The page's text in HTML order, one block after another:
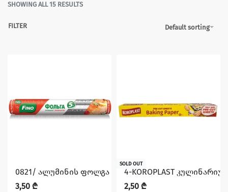
SHOWING ALL 15 RESULTS
Default sorting
FILTER
0821/ ალუმინის ფოლგა 5მ FINO
3,50 ₾
SOLD OUT
4-KOROPLAST
2,50 ₾